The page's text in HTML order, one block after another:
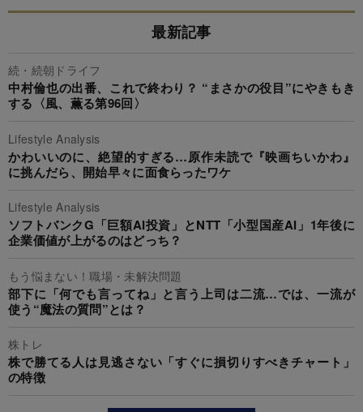
最新記事
続・続朝ドライフ
中村倫也の出番、これで終わり？ “まさかの役目”にやきもき
する〈風、薫る第96回〉
Lifestyle Analysis
かわいいのに、絶望的すぎる…原作未読で『映画ちいかわ』
に挑んだら、開始早々に面食らったワケ
Lifestyle Analysis
ソフトバンクG「巨額AI投資」とNTT「小型国産AI」1年後に
企業価値が上がるのはどっち？
もう悩まない！職場・未解決問題
部下に「何でも言ってね」と言う上司は二流…では、一流が
使う“魔法の質問”とは？
株トレ
株で勝てる人は見逃さない「すぐに損切りすべきチャート」
の特徴